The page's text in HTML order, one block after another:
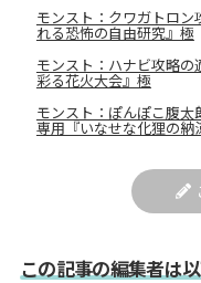
モンスト：クワガトロ
れる恐怖の自由研究』極
モンスト：ハナビ攻略
彩る花火大会』極
モンスト：ぽんぽこ腹
専用『いなせな化狸の納
この記事の編集者は